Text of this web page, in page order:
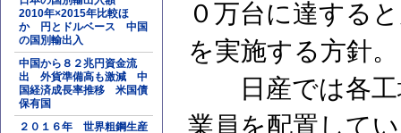
2010年×2015年比較ほ
か 円とドルベース 中国
の国別輸出入
中国から８２兆円資金流
出 外貨準備高も激減 中
国経済成長率推移 米国債
保有国
２０１６年 世界粗鋼生産
０万台に達する
を実施する方針。
日産では各工
業員を配置して